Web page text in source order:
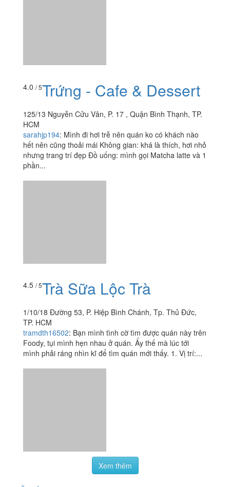
4.0/ 5 Trứng - Cafe & Dessert
125/13 Nguyễn Cửu Vân, P. 17 , Quận Bình Thạnh, TP.
HCM
4.5 / 5Trà Sữa Lộc Trà
1/10/18 Đường 53, P. Hiệp Bình Chánh, Tp. Thủ Đức,